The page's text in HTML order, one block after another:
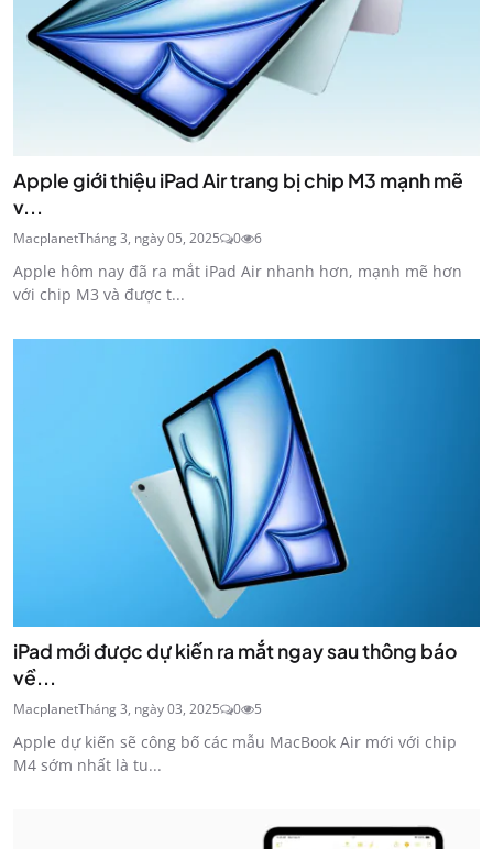
Apple giới thiệu iPad Air trang bị chip M3 mạnh mẽ
v...
MacplanetTháng 3, ngày 05, 2025 0 6
Apple hôm nay đã ra mắt iPad Air nhanh hơn, mạnh mẽ hơn
với chip M3 và được t...
iPad mới được dự kiến ​​ra mắt ngay sau thông báo
về...
MacplanetTháng 3, ngày 03, 2025 0 5
Apple dự kiến ​​sẽ công bố các mẫu MacBook Air mới với chip
M4 sớm nhất là tu...